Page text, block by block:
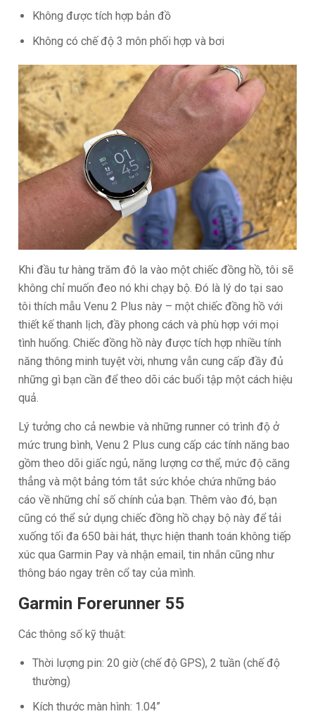
Không được tích hợp bản đồ
Không có chế độ 3 môn phối hợp và bơi
Khi đầu tư hàng trăm đô la vào một chiếc đồng hồ, tôi sẽ
không chỉ muốn đeo nó khi chạy bộ. Đó là lý do tại sao
tôi thích mẫu Venu 2 Plus này – một chiếc đồng hồ với
thiết kế thanh lịch, đầy phong cách và phù hợp với mọi
tình huống. Chiếc đồng hồ này được tích hợp nhiều tính
năng thông minh tuyệt vời, nhưng vẫn cung cấp đầy đủ
những gì bạn cần để theo dõi các buổi tập một cách hiệu
quả.
Lý tưởng cho cả newbie và những runner có trình độ ở
mức trung bình, Venu 2 Plus cung cấp các tính năng bao
gồm theo dõi giấc ngủ, năng lượng cơ thể, mức độ căng
thẳng và một bảng tóm tắt sức khỏe chứa những báo
cáo về những chỉ số chính của bạn. Thêm vào đó, bạn
cũng có thể sử dụng chiếc đồng hồ chạy bộ này để tải
xuống tối đa 650 bài hát, thực hiện thanh toán không tiếp
xúc qua Garmin Pay và nhận email, tin nhắn cũng như
thông báo ngay trên cổ tay của mình.
Garmin Forerunner 55
Các thông số kỹ thuật:
Thời lượng pin: 20 giờ (chế độ GPS), 2 tuần (chế độ
thường)
Kích thước màn hình: 1.04”